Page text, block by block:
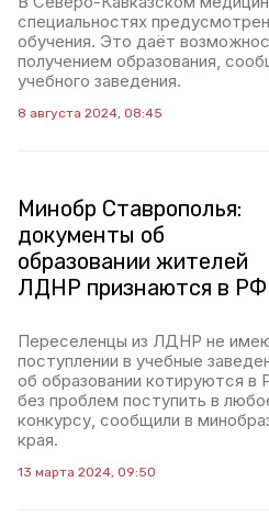
специальностях
обучения. Это даёт
получением образования,
учебного заведения.
8 августа 2024, 08:45
Минобр Ставрополья:
документы об
образовании жителей
ЛДНР признаются в РФ
Переселенцы из ЛДНР не
поступлении в учебные
об образовании котируются в
без проблем поступить в
конкурсу, сообщили в
края.
13 марта 2024, 09:50